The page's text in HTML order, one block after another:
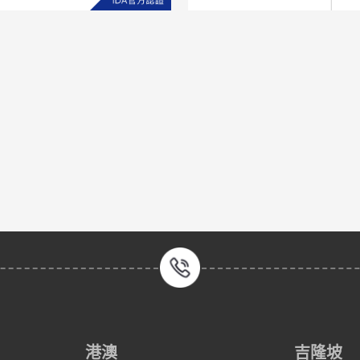
港澳 吉隆坡